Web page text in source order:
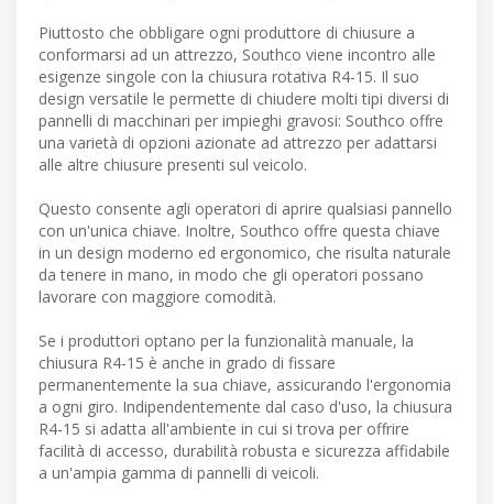
Piuttosto che obbligare ogni produttore di chiusure a
conformarsi ad un attrezzo, Southco viene incontro alle
esigenze singole con la chiusura rotativa R4-15. Il suo
design versatile le permette di chiudere molti tipi diversi di
pannelli di macchinari per impieghi gravosi: Southco offre
una varietà di opzioni azionate ad attrezzo per adattarsi
alle altre chiusure presenti sul veicolo.
Questo consente agli operatori di aprire qualsiasi pannello
con un'unica chiave. Inoltre, Southco offre questa chiave
in un design moderno ed ergonomico, che risulta naturale
da tenere in mano, in modo che gli operatori possano
lavorare con maggiore comodità.
Se i produttori optano per la funzionalità manuale, la
chiusura R4-15 è anche in grado di fissare
permanentemente la sua chiave, assicurando l'ergonomia
a ogni giro. Indipendentemente dal caso d'uso, la chiusura
R4-15 si adatta all'ambiente in cui si trova per offrire
facilità di accesso, durabilità robusta e sicurezza affidabile
a un'ampia gamma di pannelli di veicoli.